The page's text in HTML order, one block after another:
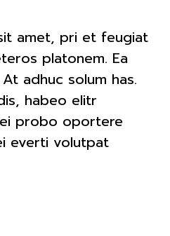
amet, pri et feugiat
platonem. Ea
adhuc solum has.
habeo elitr
probo oportere
everti volutpat